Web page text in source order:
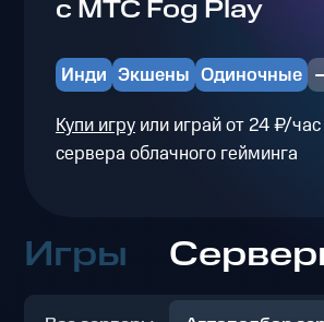
с МТС Fog Play
Инди Экшены Одиночные
Купи игруили играй от 24 ₽/
сервера облачного гейминга
Игры